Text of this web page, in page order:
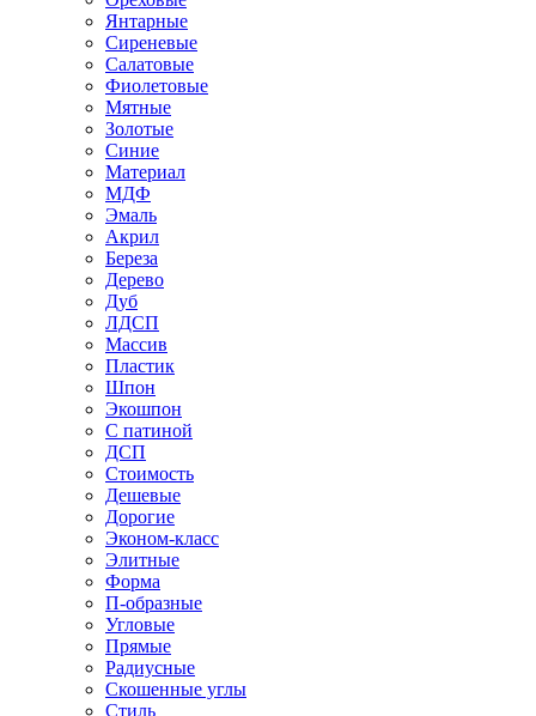
Янтарные
Сиреневые
Салатовые
Фиолетовые
Мятные
Золотые
Синие
Материал
МДФ
Эмаль
Акрил
Береза
Дерево
Дуб
ЛДСП
Массив
Пластик
Шпон
Экошпон
С патиной
ДСП
Стоимость
Дешевые
Дорогие
Эконом-класс
Элитные
Форма
П-образные
Угловые
Прямые
Радиусные
Скошенные углы
Стиль